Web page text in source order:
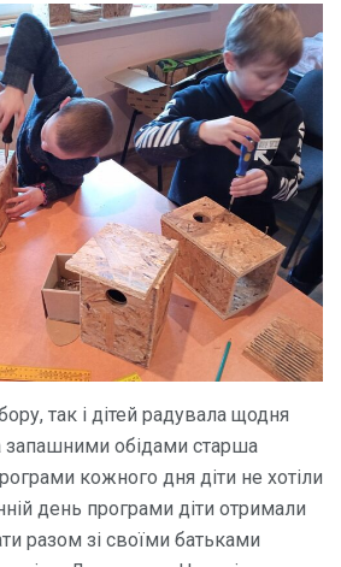
так і дітей радувала щодня
запашними обідами старша
кожного дня діти не хотіли
день програми діти отримали
разом зі своїми батьками